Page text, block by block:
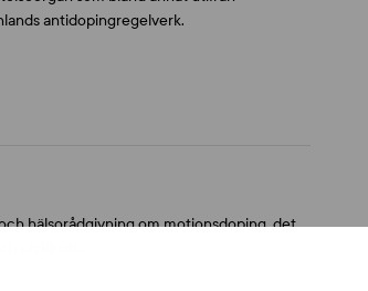
antidopingregelverk.
hälsorådgivning om motionsdoping, det